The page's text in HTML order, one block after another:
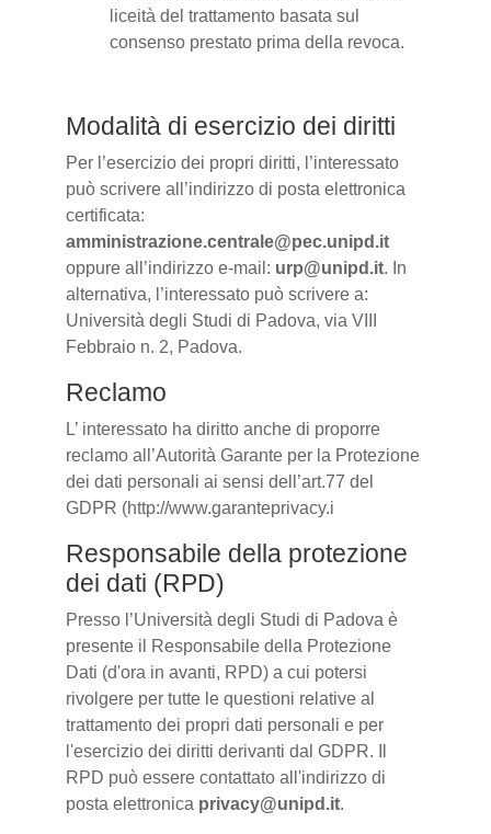
liceità del trattamento basata sul
consenso prestato prima della revoca.
Modalità di esercizio dei diritti
Per l’esercizio dei propri diritti, l’interessato
può scrivere all’indirizzo di posta elettronica
certificata:
amministrazione.centrale@pec.unipd.it
oppure all’indirizzo e-mail: urp@unipd.it. In
alternativa, l’interessato può scrivere a:
Università degli Studi di Padova, via VIII
Febbraio n. 2, Padova.
Reclamo
L’ interessato ha diritto anche di proporre
reclamo all’Autorità Garante per la Protezione
dei dati personali ai sensi dell’art.77 del
GDPR (http://www.garanteprivacy.i
Responsabile della protezione
dei dati (RPD)
Presso l’Università degli Studi di Padova è
presente il Responsabile della Protezione
Dati (d'ora in avanti, RPD) a cui potersi
rivolgere per tutte le questioni relative al
trattamento dei propri dati personali e per
l'esercizio dei diritti derivanti dal GDPR. Il
RPD può essere contattato all'indirizzo di
posta elettronica privacy@unipd.it.